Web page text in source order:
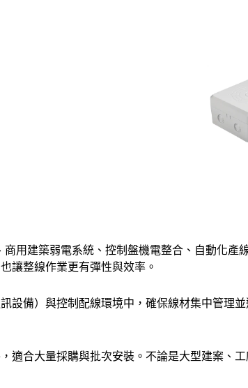
用建築弱電系統、控制盤機電整合、自動化
讓整線作業更有彈性與效率。
設備）與控制配線環境中，確保線材集中管理
適合大量採購與批次安裝。不論是大型建案、